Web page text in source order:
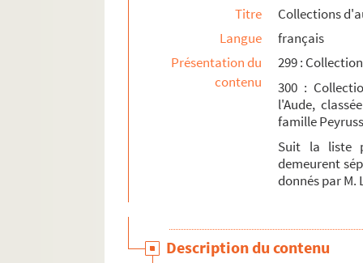
Titre
Collections
Langue
français
Présentation du
contenu
299 :
300 :
l'Aude,
famille
Suit la liste
demeurent
donnés par
Description du contenu